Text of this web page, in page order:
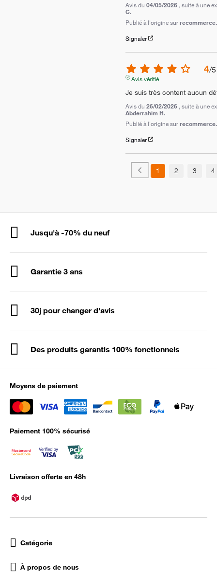
Avis du 04/05/2026 , suite à une
C.
Publié à l'origine sur
Signaler
4/5
Avis vérifié
Je suis très content aucun
Avis du 26/02/2026 , suite à une
Abderrahim H.
Publié à l'origine sur
Signaler
1 2 3 4
Jusqu'à -70% du neuf
Garantie 3 ans
30j pour changer d'avis
Des produits garantis 100% fonctionnels
Moyens de paiement
Paiement 100% sécurisé
Livraison offerte en 48h
Catégorie
À propos de nous